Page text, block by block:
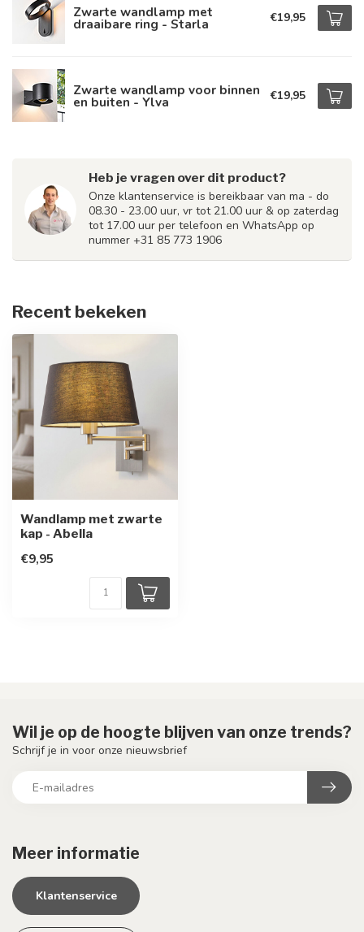
Zwarte wandlamp met
draaibare ring - Starla €19,95
Zwarte wandlamp voor binnen
en buiten - Ylva €19,95
Heb je vragen over dit product?
Onze klantenservice is bereikbaar van ma - do
08.30 - 23.00 uur, vr tot 21.00 uur & op zaterdag
tot 17.00 uur per telefoon en WhatsApp op
nummer +31 85 773 1906
Recent bekeken
Wandlamp met zwarte
kap - Abella
€9,95
Meer informatie
Klantenservice
Wil je op de hoogte blijven van onze trends?
Schrijf je in voor onze nieuwsbrief